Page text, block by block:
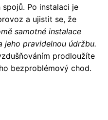
Po instalaci je
a ujistit se, že
samotné instalace
jeho pravidelnou údržbu.
prodloužíte
bezproblémový chod.